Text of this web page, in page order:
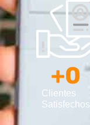
Clientes
Satisfechos
+0